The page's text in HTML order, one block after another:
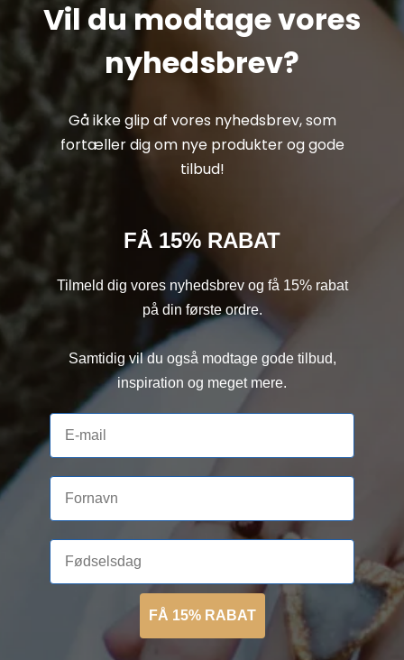
Vil du modtage vores
nyhedsbrev?
Gå ikke glip af vores nyhedsbrev, som
fortæller dig om nye produkter og gode
tilbud!
FÅ 15% RABAT
Tilmeld dig vores nyhedsbrev og få 15% rabat
på din første ordre.
Samtidig vil du også modtage gode tilbud,
inspiration og meget mere.
FÅ 15% RABAT